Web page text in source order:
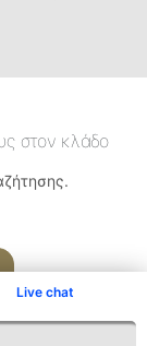
Live chat
στον κλάδο